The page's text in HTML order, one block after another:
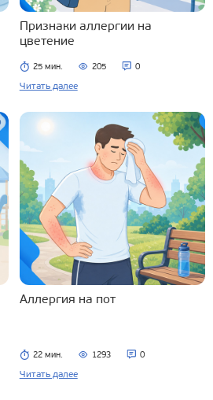
Признаки аллергии на
цветение
25 мин. 205 0
Читать далее
Аллергия на пот
22 мин. 1293 0
Читать далее